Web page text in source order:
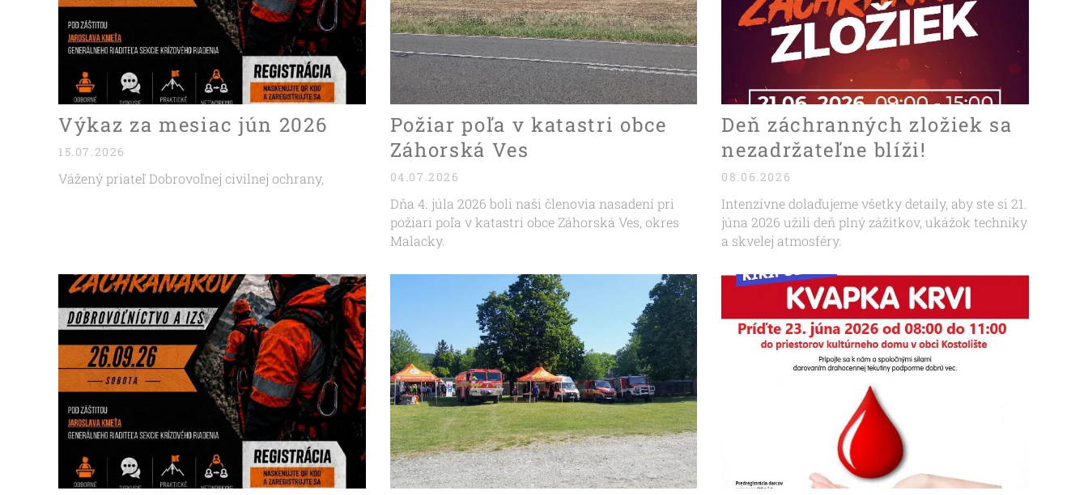
Výkaz za mesiac jún 2026
15.07.2026
Vážený priateľ Dobrovoľnej civilnej ochrany,
Požiar poľa v katastri obce
Záhorská Ves
04.07.2026
Dňa 4. júla 2026 boli naši členovia nasadení pri
požiari poľa v katastri obce Záhorská Ves, okres
Malacky.
Deň záchranných zložiek sa
nezadržateľne blíži!
08.06.2026
Intenzívne dolaďujeme všetky detaily, aby ste si 21.
júna 2026 užili deň plný zážitkov, ukážok techniky
a skvelej atmosféry.